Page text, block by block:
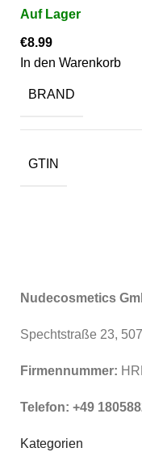
€8.99
In den Warenkorb
BRAND
GTIN
Nudecosmetics
Spechtstraße 23,
Firmennummer:
Telefon: +49
Kategorien